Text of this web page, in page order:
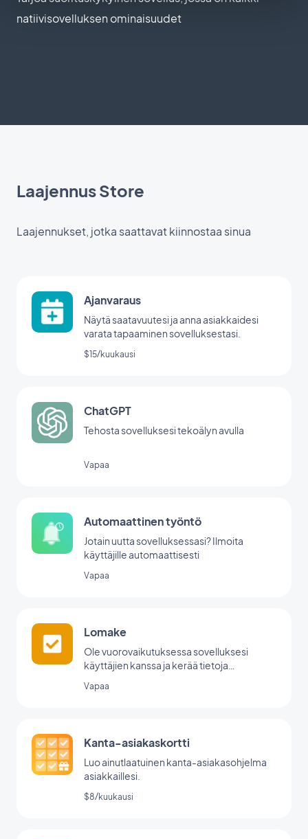
natiivisovelluksen ominaisuudet
Laajennus Store
Laajennukset, jotka saattavat kiinnostaa sinua
Ajanvaraus
Näytä saatavuutesi ja anna asiakkaidesi
varata tapaaminen sovelluksestasi.
$15/kuukausi
ChatGPT
Tehosta sovelluksesi tekoälyn avulla
Vapaa
Automaattinen työntö
Jotain uutta sovelluksessasi? Ilmoita
käyttäjille automaattisesti
Vapaa
Lomake
Ole vuorovaikutuksessa sovelluksesi
käyttäjien kanssa ja kerää tietoja
Vapaa
Kanta-asiakaskortti
Luo ainutlaatuinen kanta-asiakasohjelma
asiakkaillesi.
$8/kuukausi